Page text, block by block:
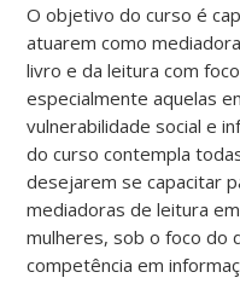
O objetivo do curso é
atuarem como
livro e da leitura com
especialmente aquelas
vulnerabilidade social e
do curso contempla
desejarem se capacitar
mediadoras de leitura
mulheres, sob o foco do
competência em